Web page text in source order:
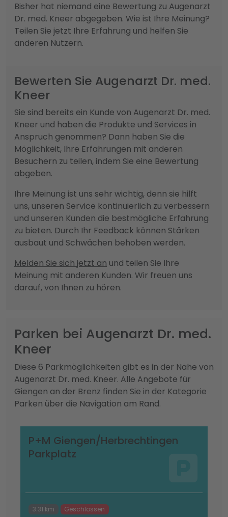
Bisher hat niemand eine Bewertung zu Augenarzt
Dr. med. Kneer abgegeben. Wie ist Ihre Meinung?
Teilen Sie jetzt Ihre Erfahrung und helfen Sie
anderen Nutzern.
Bewerten Sie Augenarzt Dr. med.
Kneer
Sie sind bereits ein Kunde von Augenarzt Dr. med.
Kneer und haben die Produkte und Services in
Anspruch genommen? Dann haben Sie die
Möglichkeit, Ihre Erfahrungen mit anderen
Besuchern zu teilen, indem Sie eine Bewertung
abgeben.
Ihre Meinung ist uns sehr wichtig, denn sie hilft
uns, unseren Service kontinuierlich zu verbessern
und unseren Kunden die bestmögliche Erfahrung
zu bieten. Durch Ihr Feedback können Stärken
ausbaut und Schwächen behoben werden.
Melden Sie sich jetzt an und teilen Sie Ihre
Meinung mit anderen Kunden. Wir freuen uns
darauf, von Ihnen zu hören.
Parken bei Augenarzt Dr. med.
Kneer
Diese 6 Parkmöglichkeiten gibt es in der Nähe von
Augenarzt Dr. med. Kneer. Alle Angebote für
Giengen an der Brenz finden Sie in der Kategorie
Parken über die Navigation am Rand.
P+M Giengen/Herbrechtingen
Parkplatz
3.31 km Geschlossen